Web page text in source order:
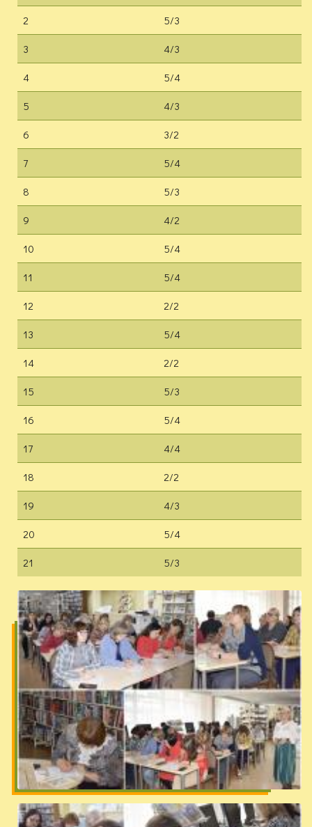
2 5/3
3 4/3
4 5/4
5 4/3
6 3/2
7 5/4
8 5/3
9 4/2
10 5/4
11 5/4
12 2/2
13 5/4
14 2/2
15 5/3
16 5/4
17 4/4
18 2/2
19 4/3
20 5/4
21 5/3